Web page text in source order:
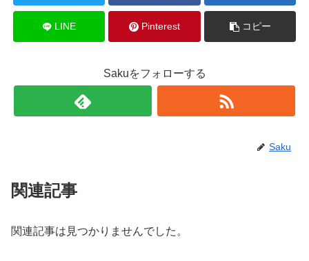
LINE Pinterest コピー
Sakuをフォローする
Saku
関連記事
関連記事は見つかりませんでした。